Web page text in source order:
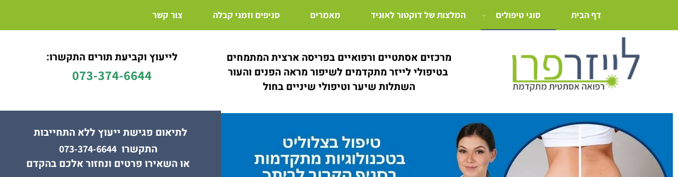
מרכזים אסתטיים ורפואיים בפריסה ארצית המתמחים
בטיפולי לייזר מתקדמים לשיפור מראה הפנים והעור
השתלות שיער וטיפולי שיניים בחול
לייעוץ וקביעת תורים התקשרו:
073-374-6644
דף הבית סוגי טיפולים המלצות של דוקטור לאוניד מאמרים סניפים וזמני קבלה צור קשר
לתיאום פגישת ייעוץ ללא התחייבות
התקשרו073-374-6644
או השאירו פרטים ונחזור אלכם בהקדם